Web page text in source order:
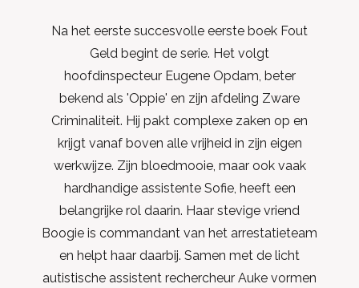
Na het eerste succesvolle eerste boek Fout
Geld begint de serie. Het volgt
hoofdinspecteur Eugene Opdam, beter
bekend als 'Oppie' en zijn afdeling Zware
Criminaliteit. Hij pakt complexe zaken op en
krijgt vanaf boven alle vrijheid in zijn eigen
werkwijze. Zijn bloedmooie, maar ook vaak
hardhandige assistente Sofie, heeft een
belangrijke rol daarin. Haar stevige vriend
Boogie is commandant van het arrestatieteam
en helpt haar daarbij. Samen met de licht
autistische assistent rechercheur Auke vormen